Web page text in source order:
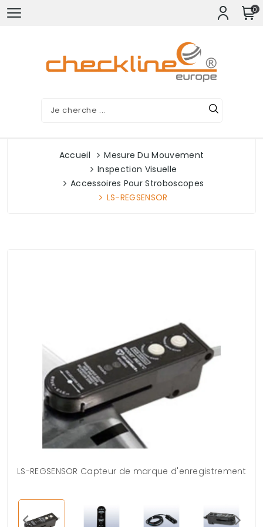
0
Accueil
Mesure Du Mouvement
Inspection Visuelle
Accessoires Pour Stroboscopes
LS-REGSENSOR
LS-REGSENSOR Capteur de marque d'enregistrement